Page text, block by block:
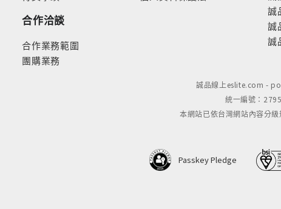
合作洽談
合作業務範圍
團購業務
誠
誠
誠
誠品線上eslite.com -
統一編號：
本網站已依台灣網站內容分
Passkey Pledge